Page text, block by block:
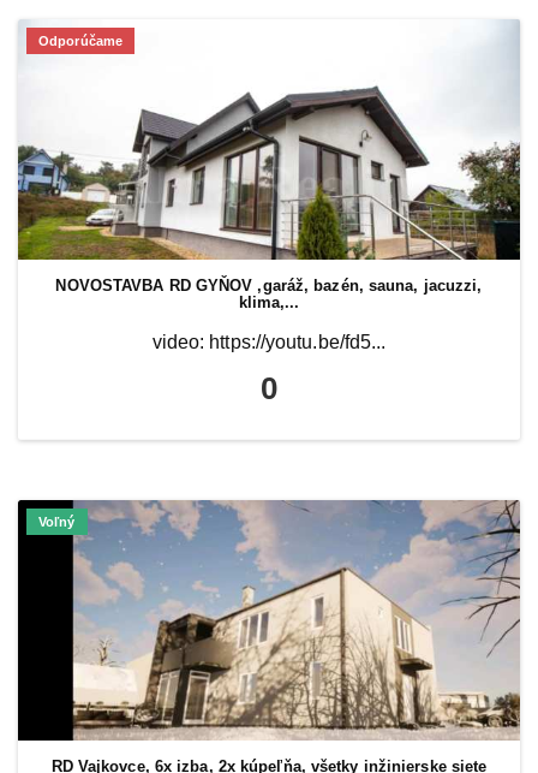
Odporúčame
NOVOSTAVBA RD GYŇOV ,garáž, bazén, sauna, jacuzzi,
klima,...
video: https://youtu.be/fd5...
0
Voľný
RD Vajkovce, 6x izba, 2x kúpeľňa, všetky inžinierske siete